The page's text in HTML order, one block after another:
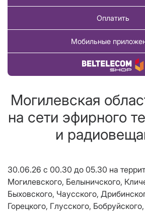
Оплатить
Мобильные
Купить товар
Могилевская
на сети эфирного
и
30.06.26 с 00.30 до 05.30 на
Могилевского, Белыничского,
Быховского, Чаусского,
Горецкого, Глусского,